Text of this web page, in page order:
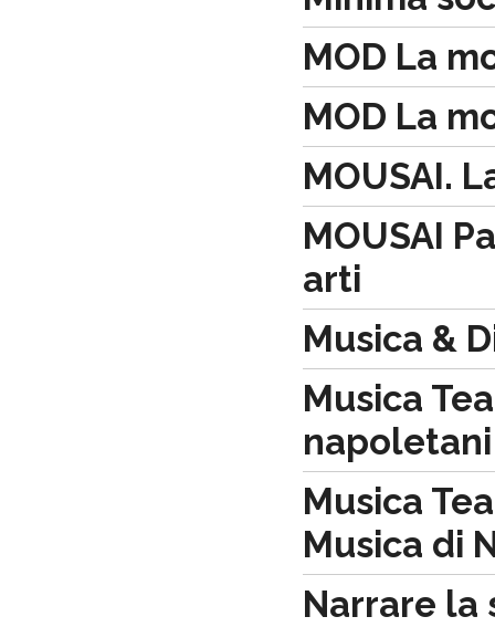
MOD La
MOD La
MOUSAI.
MOUSAI
arti
Musica &
Musica
Musica
Musica di
Narrare la